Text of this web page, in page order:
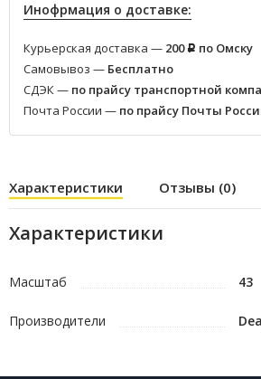
Инофрмация о доставке:
Курьерская доставка — 200 Р по Омску
Самовывоз — Бесплатно
СДЭК — по прайсу транспортной
Почта России — по прайсу Почты
Характеристики Отзывы (0)
Характеристики
Масштаб 43
Производители